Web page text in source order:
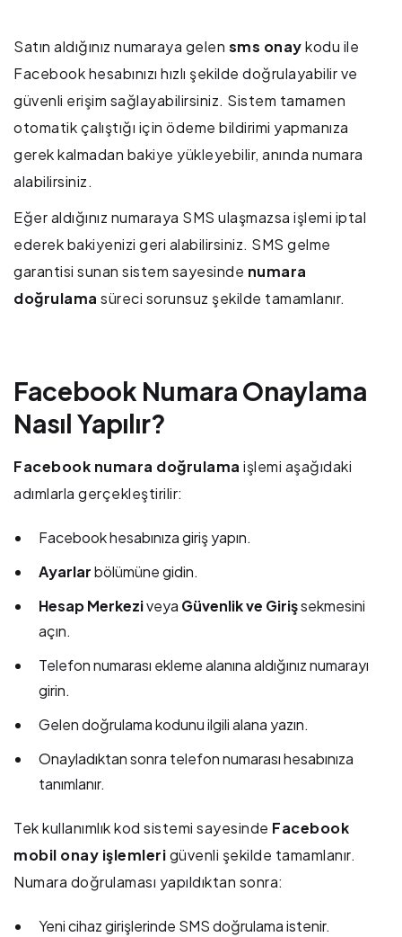
Satın aldığınız numaraya gelen sms onaykodu ile
Facebook hesabınızı hızlı şekilde doğrulayabilir ve
güvenli erişim sağlayabilirsiniz. Sistem tamamen
otomatik çalıştığı için ödeme bildirimi yapmanıza
gerek kalmadan bakiye yükleyebilir, anında numara
alabilirsiniz.
Eğer aldığınız numaraya SMS ulaşmazsa işlemi iptal
ederek bakiyenizi geri alabilirsiniz. SMS gelme
garantisi sunan sistem sayesinde numara
doğrulama süreci sorunsuz şekilde tamamlanır.
Facebook Numara Onaylama
Nasıl Yapılır?
Facebook numara doğrulama işlemi aşağıdaki
adımlarla gerçekleştirilir:
Facebook hesabınıza giriş yapın.
Ayarlarbölümüne gidin.
Hesap Merkeziveya Güvenlik ve Girişsekmesini
açın.
Telefon numarası ekleme alanına aldığınız numarayı
girin.
Gelen doğrulama kodunu ilgili alana yazın.
Onayladıktan sonra telefon numarası hesabınıza
tanımlanır.
Tek kullanımlık kod sistemi sayesinde Facebook
mobil onay işlemlerigüvenli şekilde tamamlanır.
Numara doğrulaması yapıldıktan sonra:
Yeni cihaz girişlerinde SMS doğrulama istenir.